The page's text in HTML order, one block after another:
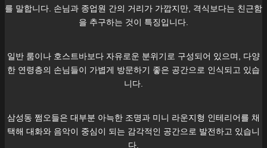
를 말합니다. 손님과 종업원 간의 거리가 가깝지만, 격식보다는 친근함
을 추구하는 것이 특징입니다.
일반 룸이나 호스트바보다 자유로운 분위기로 구성되어 있으며, 다양
한 연령층의 손님들이 가볍게 방문하기 좋은 공간으로 인식되고 있습
니다.
삼성동 쩜오들은 대부분 아늑한 조명과 미니 라운지형 인테리어를 채
택해 대화와 음악이 중심이 되는 감각적인 공간으로 발전하고 있습니
다.